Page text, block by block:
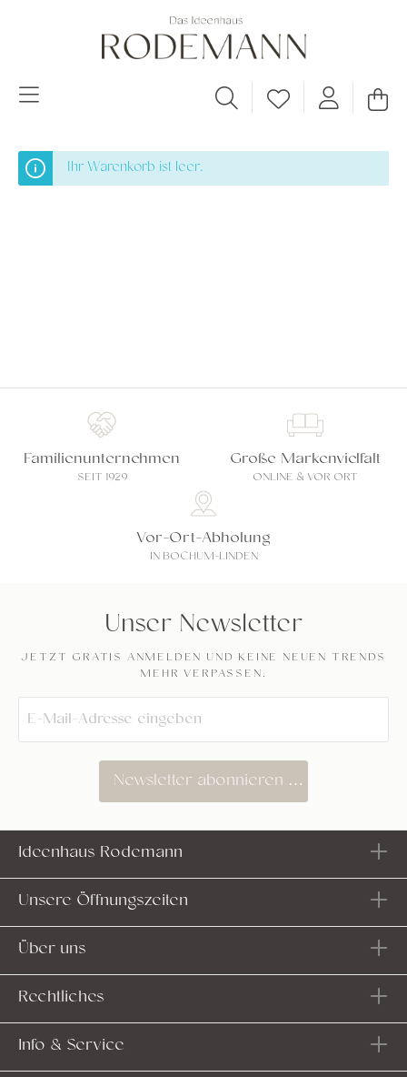
Ihr Warenkorb ist leer.
Familienunternehmen
SEIT 1929
Große Markenvielfalt
ONLINE & VOR ORT
Vor-Ort-Abholung
IN BOCHUM-LINDEN
Unser Newsletter
JETZT GRATIS ANMELDEN UND KEINE NEUEN TRENDS
MEHR VERPASSEN.
Newsletter abonnieren
Ideenhaus Rodemann
Unsere Öffnungszeiten
Über uns
Rechtliches
Info & Service